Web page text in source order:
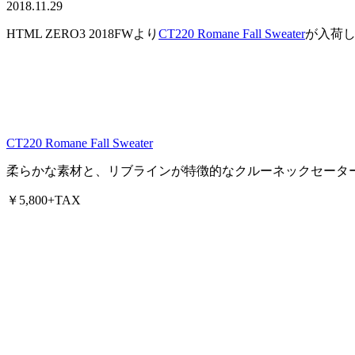
2018.11.29
HTML ZERO3 2018FWより CT220 Romane Fall Sweaterが入荷
CT220 Romane Fall Sweater
柔らかな素材と、リブラインが特徴的なクルーネックセータ
￥5,800+TAX